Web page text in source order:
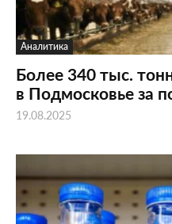
Аналитика
Более 340 тыс.
в Подмосковье за
19.08.2025